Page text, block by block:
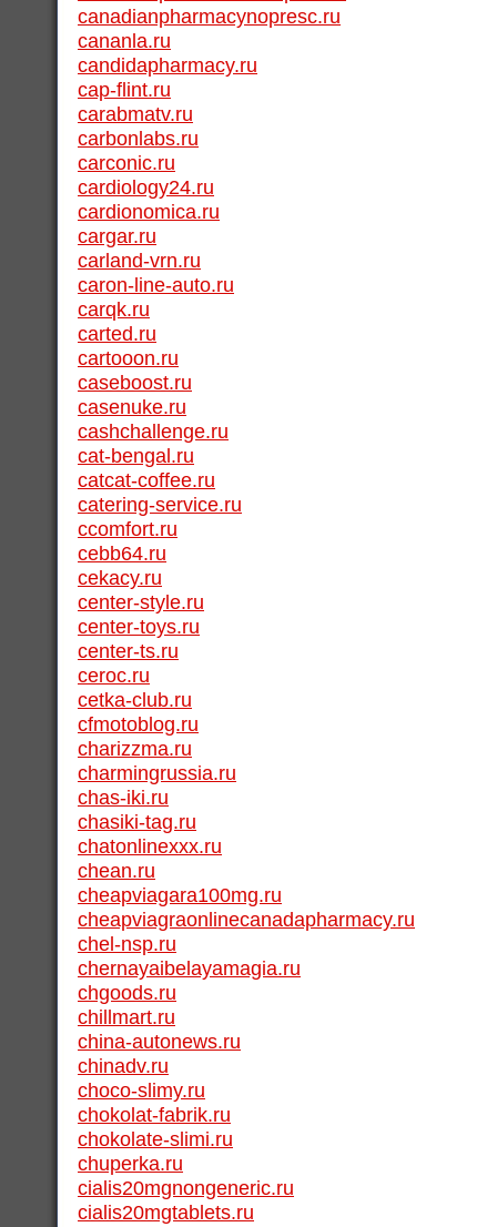
canadianpharmacynopresc.ru
cananla.ru
candidapharmacy.ru
cap-flint.ru
carabmatv.ru
carbonlabs.ru
carconic.ru
cardiology24.ru
cardionomica.ru
cargar.ru
carland-vrn.ru
caron-line-auto.ru
carqk.ru
carted.ru
cartooon.ru
caseboost.ru
casenuke.ru
cashchallenge.ru
cat-bengal.ru
catcat-coffee.ru
catering-service.ru
ccomfort.ru
cebb64.ru
cekacy.ru
center-style.ru
center-toys.ru
center-ts.ru
ceroc.ru
cetka-club.ru
cfmotoblog.ru
charizzma.ru
charmingrussia.ru
chas-iki.ru
chasiki-tag.ru
chatonlinexxx.ru
chean.ru
cheapviagara100mg.ru
cheapviagraonlinecanadapharmacy.ru
chel-nsp.ru
chernayaibelayamagia.ru
chgoods.ru
chillmart.ru
china-autonews.ru
chinadv.ru
choco-slimy.ru
chokolat-fabrik.ru
chokolate-slimi.ru
chuperka.ru
cialis20mgnongeneric.ru
cialis20mgtablets.ru